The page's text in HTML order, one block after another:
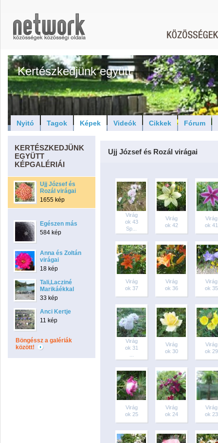
Kertészkedjünk együtt
Nyitó Tagok Képek Videók Cikkek Fórum
KERTÉSZKEDJÜNK
EGYÜTT
KÉPGALÉRIÁI
Ujj József és
Rozál virágai
1655 kép
Egészen más
584 kép
Anna és Zoltán
virágai
18 kép
Tali,Lacziné
Marikáékkal
33 kép
Anci Kertje
11 kép
Böngéssz a galériák
között!
Ujj József és Rozál virágai
Virág
ok 43
Sp...
Virág
ok 42
Virág
ok 41
Virág
ok 37
Virág
ok 36
Virág
ok 35
Virág
ok 31
Virág
ok 30
Virág
ok 29
Virág
ok 25
Virág
ok 24
Virág
ok 23